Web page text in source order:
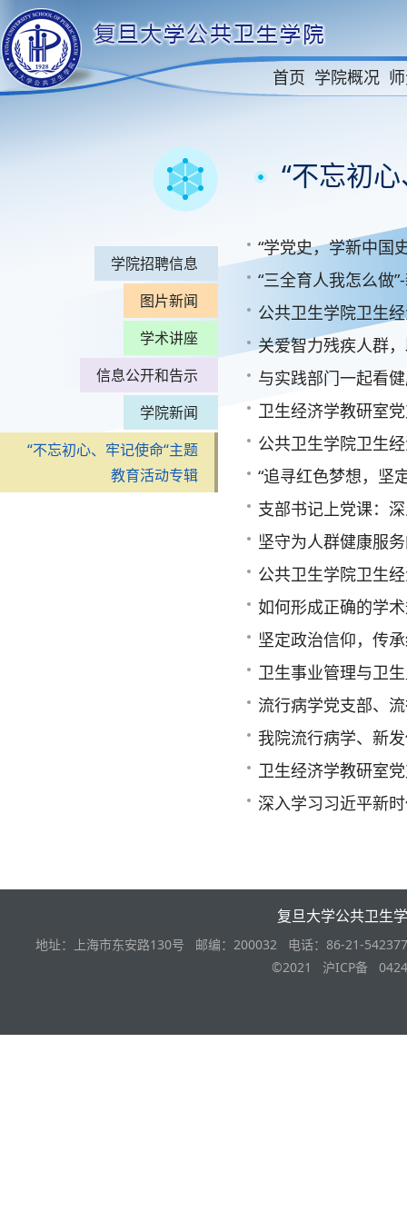
首页 学院概况
学院招聘信息
图片新闻
学术讲座
信息公开和告示
学院新闻
“不忘初心、牢记使命“主题
教育活动专辑
“不忘初
“学党史，学新中国
“三全育人我怎么做
公共卫生学院卫生经济学教
关爱智力残疾人群，助力特
与实践部门一起看健
卫生经济学教研室党支部“
公共卫生学院卫生经济学教研
“追寻红色梦想，坚定革命
支部书记上党课：深入理
坚守为人群健康服务的初心，
公共卫生学院卫生经济学教研室
如何形成正确的学术
坚定政治信仰，传
卫生事业管理与卫
流行病学党支部、流行
我院流行病学、新发传染
卫生经济学教研室
深入学习习近平新时代
复旦大学公共卫生
地址：上海市东安路130号 邮编：200032 电话：86-21-
©2021 沪ICP备